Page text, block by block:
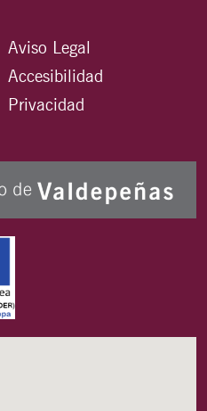
Aviso Legal
Accesibilidad
Privacidad